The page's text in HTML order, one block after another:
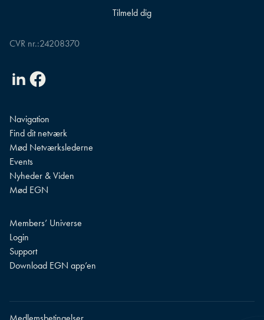
CVR nr.:24208370
LinkedinFacebook
Navigation
Find dit netværk
Mød Netværkslederne
Events
Nyheder & Viden
Mød EGN
Members’ Universe
Login
Support
Download EGN app’en